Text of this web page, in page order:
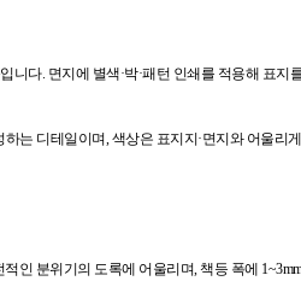
다. 면지에 별색·박·패턴 인쇄를 적용해 표
는 디테일이며, 색상은 표지지·면지와 어울리
인 분위기의 도록에 어울리며, 책등 폭에